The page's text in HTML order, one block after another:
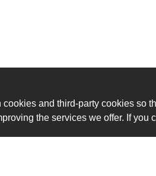
cookies and third-party cookies so
the services we offer. If